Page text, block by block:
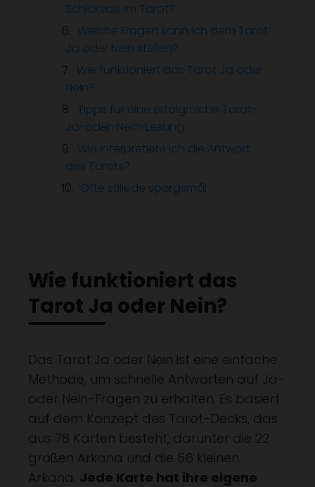
Schicksals im Tarot?
Welche Fragen kann ich dem Tarot
Ja oder Nein stellen?
Wie funktioniert das Tarot Ja oder
Nein?
Tipps für eine erfolgreiche Tarot-
Ja-oder-Nein-Lesung
Wie interpretiere ich die Antwort
des Tarots?
Ofte stillede spørgsmål
Wie funktioniert das
Tarot Ja oder Nein?
Das Tarot Ja oder Nein ist eine einfache
Methode, um schnelle Antworten auf Ja-
oder Nein-Fragen zu erhalten. Es basiert
auf dem Konzept des Tarot-Decks, das
aus 78 Karten besteht, darunter die 22
großen Arkana und die 56 kleinen
Arkana. Jede Karte hat ihre eigene